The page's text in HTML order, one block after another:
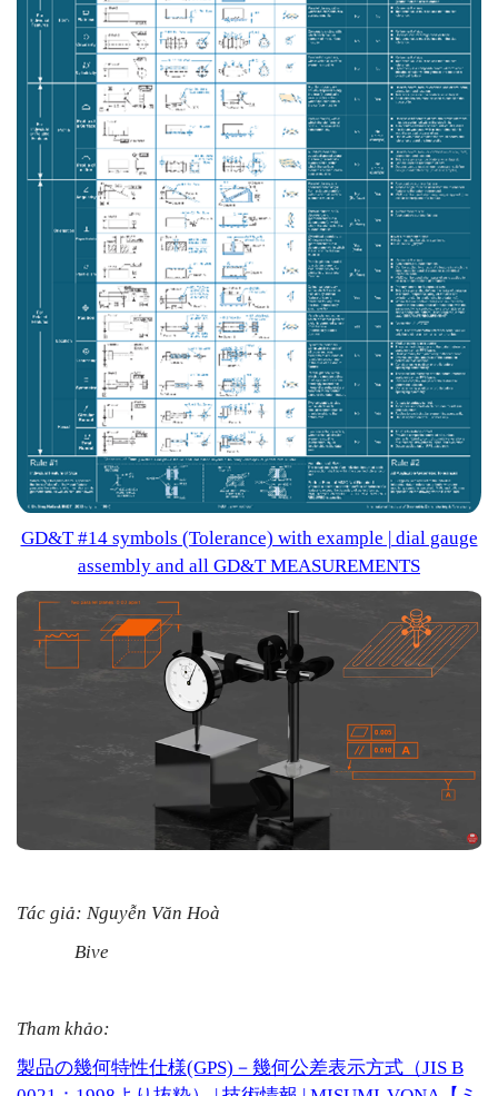
GD&T #14 symbols (Tolerance) with example | dial gauge
assembly and all GD&T MEASUREMENTS
Tác giả: Nguyễn Văn Hoà
Bive
Tham khảo:
製品の幾何特性仕様(GPS) －幾何公差表示方式（JIS B